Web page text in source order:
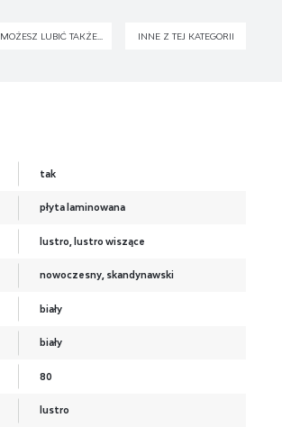
MOŻESZ LUBIĆ TAKŻE... INNE Z TEJ KATEGORII
tak
płyta laminowana
lustro, lustro wiszące
nowoczesny, skandynawski
biały
biały
80
lustro